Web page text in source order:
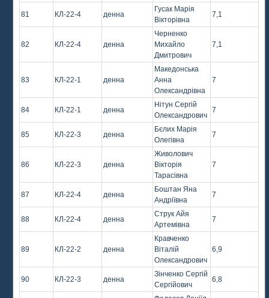
81 КЛ-22-4 денна
Гусак Марія
Вікторівна
7,1
82 КЛ-22-4 денна
Черненко
Михайло
Дмитрович
7,1
83 КЛ-22-1 денна
Македонська
Анна
Олександрівна
7
84 КЛ-22-1 денна
Нітун Сергій
Олександрович
7
85 КЛ-22-3 денна
Бєлих Марія
Олегівна
7
86 КЛ-22-3 денна
Живолович
Вікторія
Тарасівна
7
87 КЛ-22-4 денна
Боштан Яна
Андріївна
7
88 КЛ-22-4 денна
Струк Айя
Артемівна
7
89 КЛ-22-2 денна
Кравченко
Віталій
Олександрович
6,9
90 КЛ-22-3 денна
Зінченко Сергій
Сергійович
6,8